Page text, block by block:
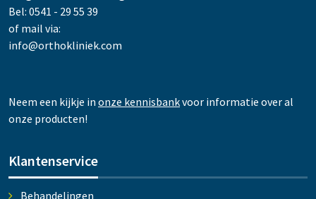
Bel: 0541 - 29 55 39
of mail via:
info@orthokliniek.com
Neem een kijkje in onze kennisbankvoor informatie over al
onze producten!
Klantenservice
Behandelingen